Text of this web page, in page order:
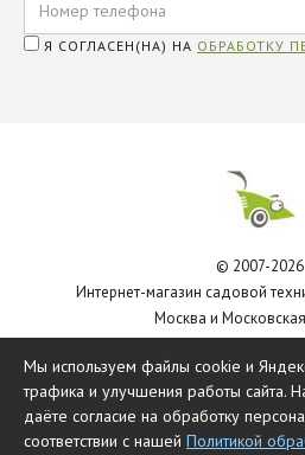
Я СОГЛАСЕН(НА) НА ОБРАБОТКУ
© 2007-2026
Интернет-магазин садовой
Москва и
Мы используем файлы cookie и
трафика и улучшения работы сайта.
даёте согласие на обработку
соответствии с нашей Политикой